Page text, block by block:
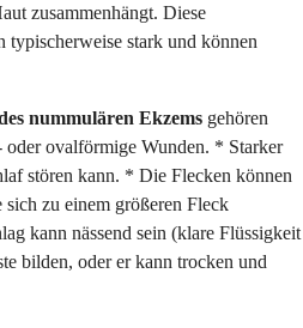
zusammenhängt. Diese
stark und können
nummulären Ekzems gehören
ovalförmige Wunden. * Starker
stören kann. * Die Flecken können
zu einem größeren Fleck
kann nässend sein (klare Flüssigkeit
bilden, oder er kann trocken und